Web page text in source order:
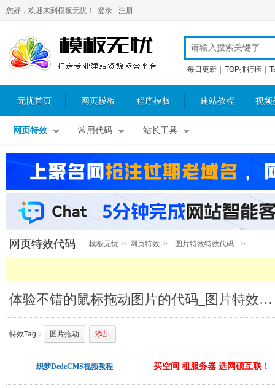
您好，欢迎来到模板无忧！ 登录 注册
每日更新 TOP排行榜
无忧首页 网页模板 程序模板 建站教程 视频
网页特效 常用代码 站长工具
网页特效代码 模板无忧 > 网页特效 > 图片特效特效代码 >
体验不错的鼠标拖动图片的代码_图片特效特效
特效Tag： 图片拖动 添加
织梦DedeCMS视频教程 买空间 租服务器 选网硕互联！